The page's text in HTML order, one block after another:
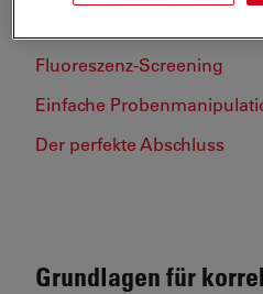
Fluoreszenz-Screening
Einfache
Der perfekte Abschluss
Grundlagen für